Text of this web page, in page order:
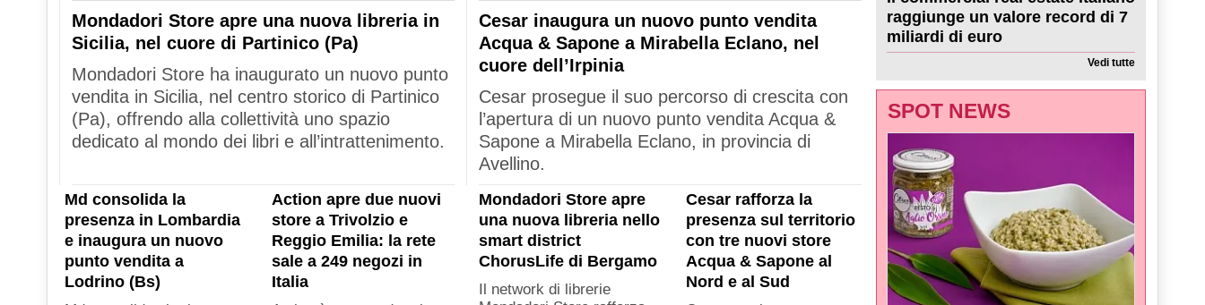
Mondadori Store apre una nuova libreria in
Sicilia, nel cuore di Partinico (Pa)
Mondadori Store ha inaugurato un nuovo punto
vendita in Sicilia, nel centro storico di Partinico
(Pa), offrendo alla collettività uno spazio
dedicato al mondo dei libri e all’intrattenimento.
Cesar inaugura un nuovo punto vendita
Acqua & Sapone a Mirabella Eclano, nel
cuore dell’Irpinia
Cesar prosegue il suo percorso di crescita con
l’apertura di un nuovo punto vendita Acqua &
Sapone a Mirabella Eclano, in provincia di
Avellino.
Md consolida la
presenza in Lombardia
e inaugura un nuovo
punto vendita a
Lodrino (Bs)
Action apre due nuovi
store a Trivolzio e
Reggio Emilia: la rete
sale a 249 negozi in
Italia
Mondadori Store apre
una nuova libreria nello
smart district
ChorusLife di Bergamo
Il network di librerie
Cesar rafforza la
presenza sul territorio
con tre nuovi store
Acqua & Sapone al
Nord e al Sud
raggiunge un valore record di 7
miliardi di euro
Vedi tutte
SPOT NEWS